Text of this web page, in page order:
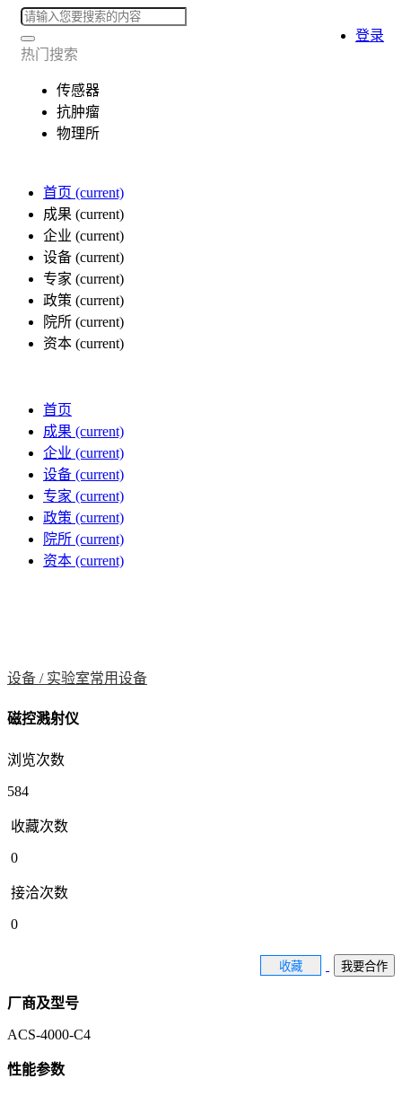
热门搜索
传感器
抗肿瘤
物理所
首页 (current)
成果 (current)
企业 (current)
设备 (current)
专家 (current)
政策 (current)
院所 (current)
资本 (current)
登录
首页
成果 (current)
企业 (current)
设备 (current)
专家 (current)
政策 (current)
院所 (current)
资本 (current)
设备 / 实验室常用设备
磁控溅射仪
浏览次数
584
收藏次数
0
接洽次数
0
收藏 我要合作
厂商及型号
ACS-4000-C4
性能参数